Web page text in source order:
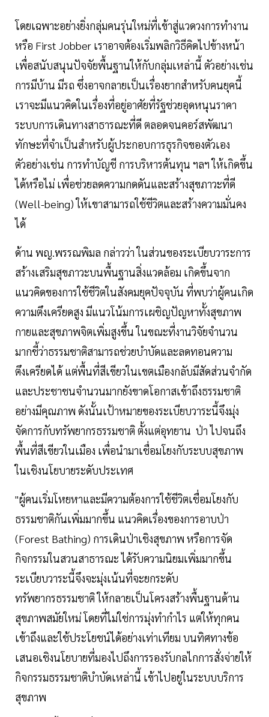
โดยเฉพาะอย่างยิ่งกลุ่มคนรุ่นใหม่ที่เข้าสู่แวดวงการทำงาน
หรือ First Jobber เราอาจต้องเริ่มพลิกวิธีคิดไปข้างหน้า
เพื่อสนับสนุนปัจจัยพื้นฐานให้กับกลุ่มเหล่านี้ ตัวอย่างเช่น
การมีบ้าน มีรถ ซึ่งอาจกลายเป็นเรื่องยากสำหรับคนยุคนี้
เราจะมีแนวคิดในเรื่องที่อยู่อาศัยที่รัฐช่วยอุดหนุนราคา
ระบบการเดินทางสาธารณะที่ดี ตลอดจนคอร์สพัฒนา
ทักษะที่จำเป็นสำหรับผู้ประกอบการธุรกิจของตัวเอง
ตัวอย่างเช่น การทำบัญชี การบริหารต้นทุน ฯลฯ ให้เกิดขึ้น
ได้หรือไม่ เพื่อช่วยลดความกดดันและสร้างสุขภาวะที่ดี
(Well-being) ให้เขาสามารถใช้ชีวิตและสร้างความมั่นคง
ได้
ด้าน พญ.พรรณพิมล กล่าวว่า ในส่วนของระเบียบวาระการ
สร้างเสริมสุขภาวะบนพื้นฐานสิ่งแวดล้อม เกิดขึ้นจาก
แนวคิดของการใช้ชีวิตในสังคมยุคปัจจุบัน ที่พบว่าผู้คนเกิด
ความตึงเครียดสูง มีแนวโน้มการเผชิญปัญหาทั้งสุขภาพ
กายและสุขภาพจิตเพิ่มสูงขึ้น ในขณะที่งานวิจัยจำนวน
มากชี้ว่าธรรมชาติสามารถช่วยบำบัดและลดทอนความ
ตึงเครียดได้ แต่พื้นที่สีเขียวในเขตเมืองกลับมีสัดส่วนจำกัด
และประชาชนจำนวนมากยังขาดโอกาสเข้าถึงธรรมชาติ
อย่างมีคุณภาพ ดังนั้นเป้าหมายของระเบียบวาระนี้จึงมุ่ง
จัดการกับทรัพยากรธรรมชาติ ตั้งแต่อุทยาน ป่า ไปจนถึง
พื้นที่สีเขียวในเมือง เพื่อนำมาเชื่อมโยงกับระบบสุขภาพ
ในเชิงนโยบายระดับประเทศ
"ผู้คนเริ่มโหยหาและมีความต้องการใช้ชีวิตเชื่อมโยงกับ
ธรรมชาติกันเพิ่มมากขึ้น แนวคิดเรื่องของการอาบป่า
(Forest Bathing) การเดินป่าเชิงสุขภาพ หรือการจัด
กิจกรรมในสวนสาธารณะ ได้รับความนิยมเพิ่มมากขึ้น
ระเบียบวาระนี้จึงจะมุ่งเน้นที่จะยกระดับ
ทรัพยากรธรรมชาติ ให้กลายเป็นโครงสร้างพื้นฐานด้าน
สุขภาพสมัยใหม่ โดยที่ไม่ใช่การมุ่งทำกำไร แต่ให้ทุกคน
เข้าถึงและใช้ประโยชน์ได้อย่างเท่าเทียม บนทิศทางข้อ
เสนอเชิงนโยบายที่มองไปถึงการรองรับกลไกการสั่งจ่ายให้
กิจกรรมธรรมชาติบำบัดเหล่านี้ เข้าไปอยู่ในระบบบริการ
สุขภาพ